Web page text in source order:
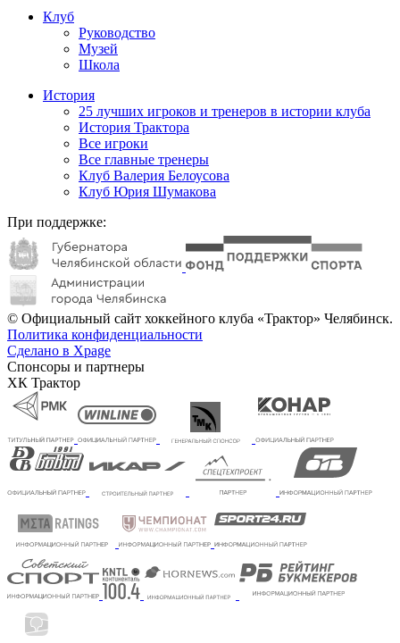
Клуб
Руководство
Музей
Школа
История
25 лучших игроков и тренеров в истории клуба
История Трактора
Все игроки
Все главные тренеры
Клуб Валерия Белоусова
Клуб Юрия Шумакова
При поддержке:
© Официальный сайт хоккейного клуба «Трактор» Челябинск.
Политика конфиденциальности
Сделано в Xpage
Спонсоры и партнеры
ХК Трактор